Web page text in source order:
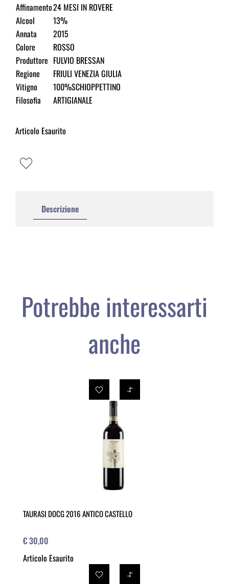
Affinamento24 MESI IN ROVERE
Alcool
13%
Annata
2015
Colore
ROSSO
Produttore FULVIO BRESSAN
Regione
FRIULI VENEZIA GIULIA
Vitigno
100%SCHIOPPETTINO
Filosofia
ARTIGIANALE
Articolo Esaurito
Descrizione
Potrebbe interessarti
anche
TAURASI DOCG 2016 ANTICO CASTELLO
€ 30,00
Articolo Esaurito